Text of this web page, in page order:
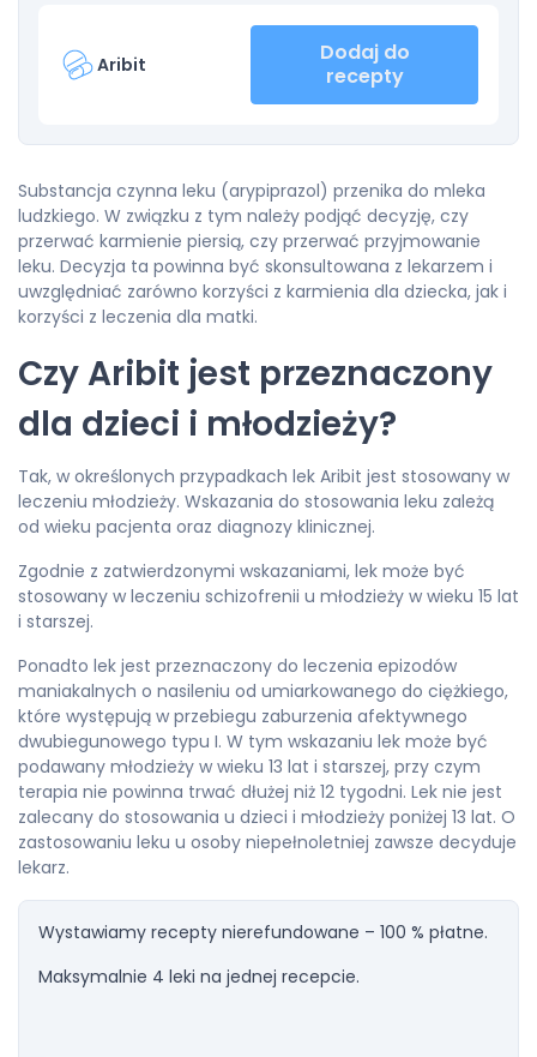
Aribit
Dodaj do
recepty
Substancja czynna leku (arypiprazol) przenika do mleka
ludzkiego. W związku z tym należy podjąć decyzję, czy
przerwać karmienie piersią, czy przerwać przyjmowanie
leku. Decyzja ta powinna być skonsultowana z lekarzem i
uwzględniać zarówno korzyści z karmienia dla dziecka, jak i
korzyści z leczenia dla matki.
Czy Aribit jest przeznaczony
dla dzieci i młodzieży?
Tak, w określonych przypadkach lek Aribit jest stosowany w
leczeniu młodzieży. Wskazania do stosowania leku zależą
od wieku pacjenta oraz diagnozy klinicznej.
Zgodnie z zatwierdzonymi wskazaniami, lek może być
stosowany w leczeniu schizofrenii u młodzieży w wieku 15 lat
i starszej.
Ponadto lek jest przeznaczony do leczenia epizodów
maniakalnych o nasileniu od umiarkowanego do ciężkiego,
które występują w przebiegu zaburzenia afektywnego
dwubiegunowego typu I. W tym wskazaniu lek może być
podawany młodzieży w wieku 13 lat i starszej, przy czym
terapia nie powinna trwać dłużej niż 12 tygodni. Lek nie jest
zalecany do stosowania u dzieci i młodzieży poniżej 13 lat. O
zastosowaniu leku u osoby niepełnoletniej zawsze decyduje
lekarz.
Wystawiamy recepty nierefundowane – 100 % płatne.
Maksymalnie 4 leki na jednej recepcie.